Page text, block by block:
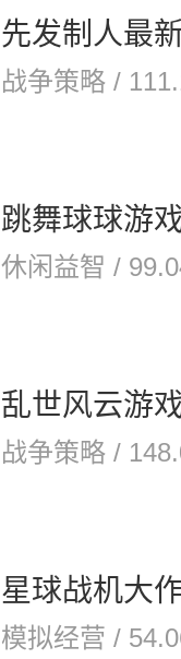
先发制人最
战争策略 /
跳舞球球游
休闲益智 /
乱世风云游
战争策略 /
星球战机大
模拟经营 /